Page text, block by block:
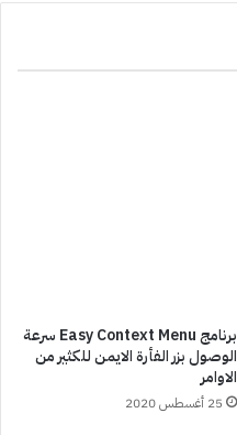
برنامج Easy Context Menu سرعة
الوصول بزر الفأرة الايمن للكثير من
الاوامر
25 أغسطس 2020